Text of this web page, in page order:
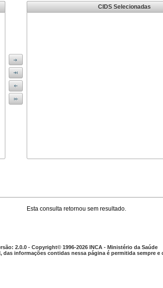
CIDS Selecionadas
Esta consulta retornou sem resultado.
2.0.0 - Copyright© 1996-2026 INCA - Ministério da Saúde
das informações contidas nessa página é permitida sempre